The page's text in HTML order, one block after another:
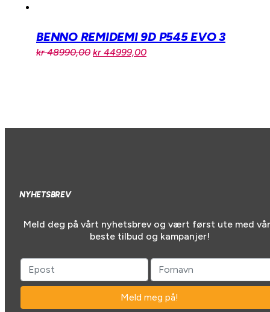
BENNO REMIDEMI 9D P545 EVO 3
kr48990,00 Opprinnelig
kr 44999,00Nåværende
NYHETSBREV
Meld deg på vårt nyhetsbrev og vært først ute med
beste tilbud og kampanjer!